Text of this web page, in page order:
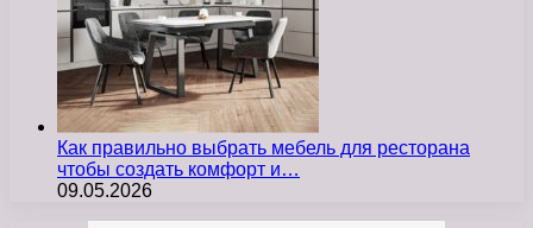
Как правильно выбрать мебель для ресторана
чтобы создать комфорт и…
09.05.2026